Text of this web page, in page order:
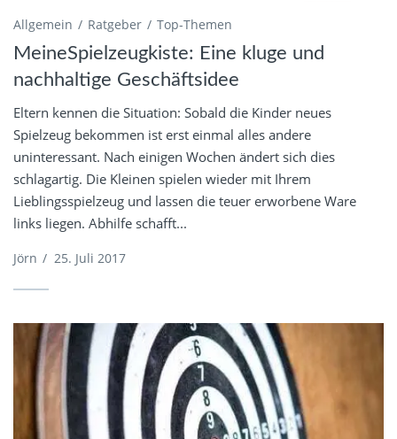
Allgemein Ratgeber Top-Themen
MeineSpielzeugkiste: Eine kluge und
nachhaltige Geschäftsidee
Eltern kennen die Situation: Sobald die Kinder neues
Spielzeug bekommen ist erst einmal alles andere
uninteressant. Nach einigen Wochen ändert sich dies
schlagartig. Die Kleinen spielen wieder mit Ihrem
Lieblingsspielzeug und lassen die teuer erworbene Ware
links liegen. Abhilfe schafft...
Jörn / 25. Juli 2017